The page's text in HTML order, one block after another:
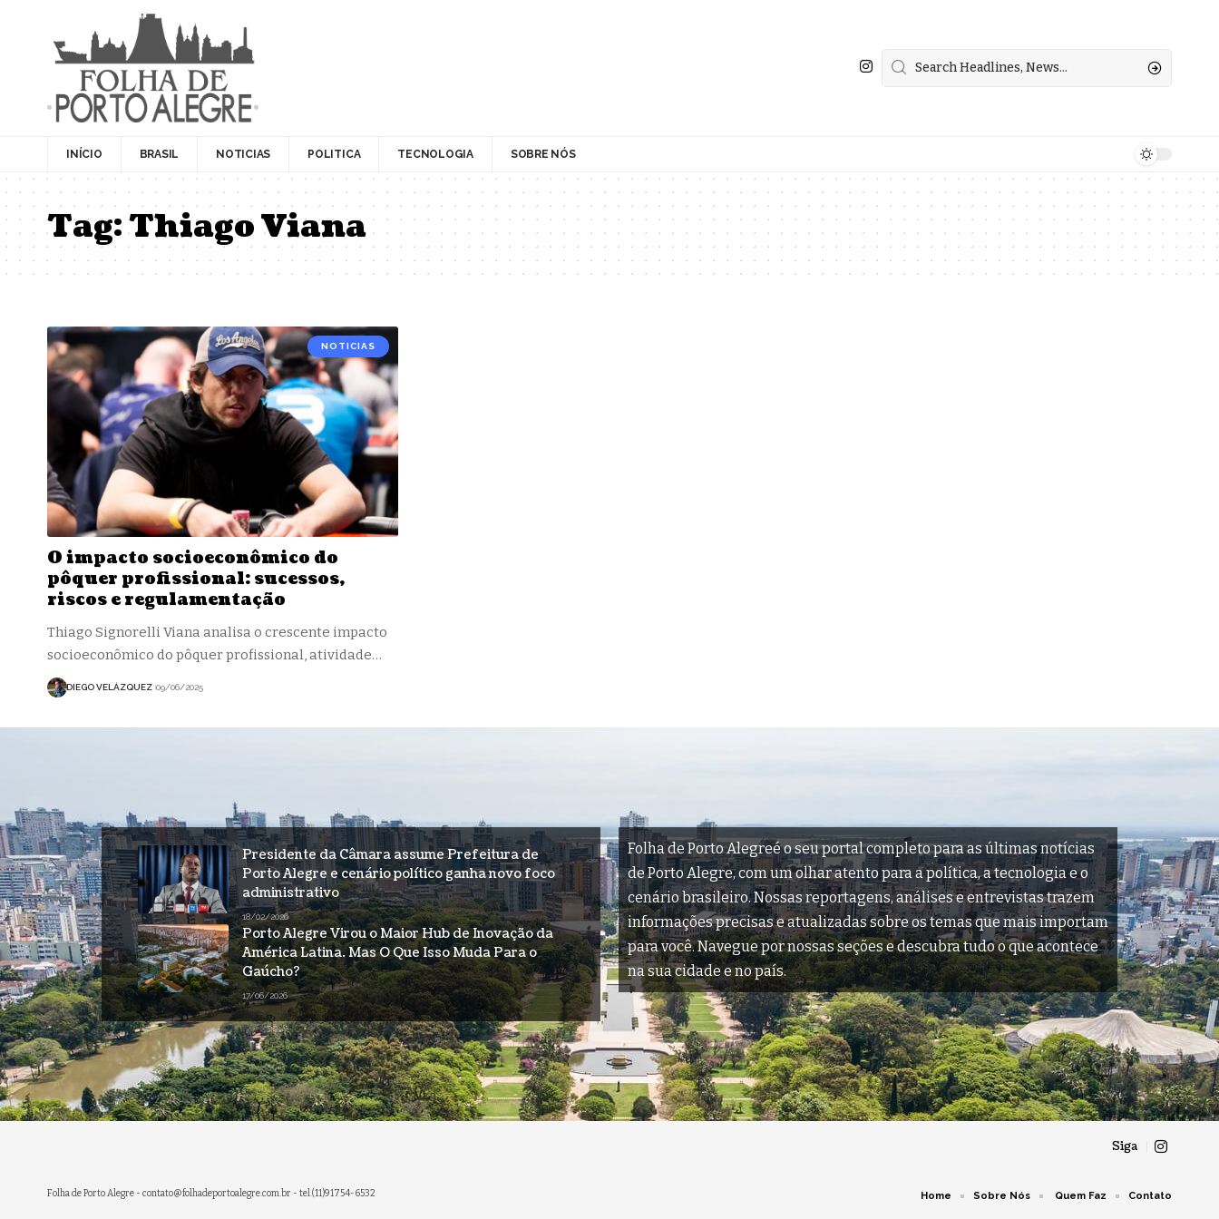
INÍCIO BRASIL NOTICIAS POLITICA TECNOLOGIA SOBRE NÓS
Tag:Thiago Viana
NOTICIAS
O impacto socioeconômico do
pôquer profissional: sucessos,
riscos e regulamentação
Thiago Signorelli Viana analisa o crescente impacto
socioeconômico do pôquer profissional, atividade…
DIEGO VELÁZQUEZ 09/06/2025
Presidente da Câmara assume Prefeitura de
Porto Alegre e cenário político ganha novo foco
administrativo
18/02/2026
Porto Alegre Virou o Maior Hub de Inovação da
América Latina. Mas O Que Isso Muda Para o
Gaúcho?
17/06/2026
Folha de Porto Alegreé o seu portal completo para as últimas notícias
de Porto Alegre, com um olhar atento para a política, a tecnologia e o
cenário brasileiro. Nossas reportagens, análises e entrevistas trazem
informações precisas e atualizadas sobre os temas que mais importam
para você. Navegue por nossas seções e descubra tudo o que acontece
na sua cidade e no país.
Siga
Folha de Porto Alegre - contato@folhadeportoalegre.com.br - tel.(11)91754-6532 Home Sobre Nós Quem Faz Contato